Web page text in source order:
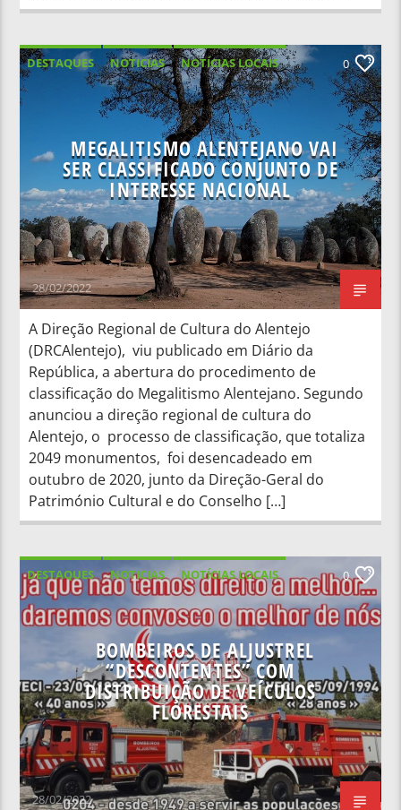
DESTAQUES NOTICIAS
NOTÍCIAS LOCAIS
NOTÍCIAS NACIONAIS
0
MEGALITISMO ALENTEJANO VAI
SER CLASSIFICADO CONJUNTO DE
INTERESSE NACIONAL
28/02/2022
A Direção Regional de Cultura do Alentejo
(DRCAlentejo), viu publicado em Diário da
República, a abertura do procedimento de
classificação do Megalitismo Alentejano. Segundo
anunciou a direção regional de cultura do
Alentejo, o processo de classificação, que totaliza
2049 monumentos, foi desencadeado em
outubro de 2020, junto da Direção-Geral do
Património Cultural e do Conselho […]
DESTAQUES NOTICIAS
NOTÍCIAS LOCAIS
NOTÍCIAS NACIONAIS
0
BOMBEIROS DE ALJUSTREL
“DESCONTENTES” COM
DISTRIBUIÇÃO DE VEÍCULOS
FLORESTAIS
28/02/2022